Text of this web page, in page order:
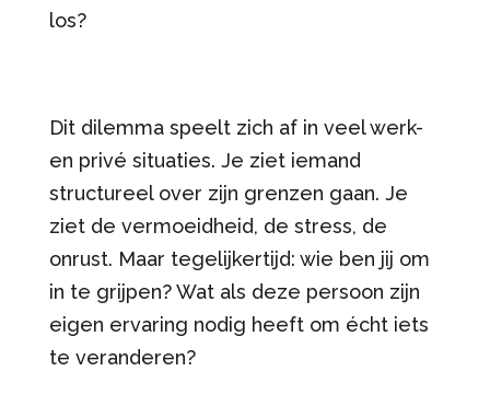
los?
Dit dilemma speelt zich af in veel werk-
en privé situaties. Je ziet iemand
structureel over zijn grenzen gaan. Je
ziet de vermoeidheid, de stress, de
onrust. Maar tegelijkertijd: wie ben jij om
in te grijpen? Wat als deze persoon zijn
eigen ervaring nodig heeft om écht iets
te veranderen?